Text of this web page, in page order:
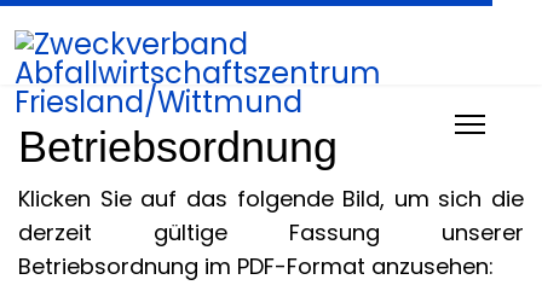
Betriebsordnung
Klicken Sie auf das folgende Bild, um sich die
derzeit gültige Fassung unserer
Betriebsordnung im PDF-Format anzusehen: